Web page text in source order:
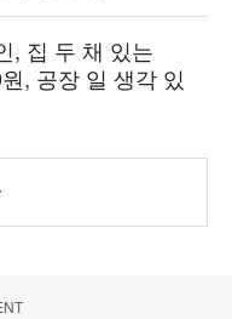
, 집 두 채 있는
, 공장 일 생각 있